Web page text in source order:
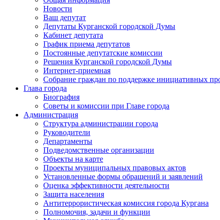
Новости
Ваш депутат
Депутаты Курганской городской Думы
Кабинет депутата
График приема депутатов
Постоянные депутатские комиссии
Решения Курганской городской Думы
Интернет-приемная
Собрание граждан по поддержке инициативных
Глава города
Биография
Советы и комиссии при Главе города
Администрация
Структура администрации города
Руководители
Департаменты
Подведомственные организации
Объекты на карте
Проекты муниципальных правовых актов
Установленные формы обращений и заявлений
Оценка эффективности деятельности
Защита населения
Антитеррористическая комиссия города Кургана
Полномочия, задачи и функции